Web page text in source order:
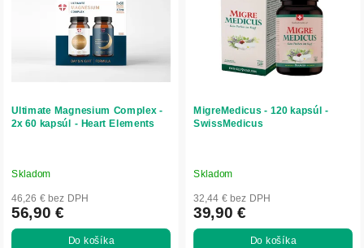
d
u
o
v
Ultimate Magnesium Complex -
2x 60 kapsúl - Heart Elements
Skladom
46,26 € bez DPH
56,90 €
Do košíka
MigreMedicus - 120 kapsúl -
SwissMedicus
Skladom
32,44 € bez DPH
39,90 €
Do košíka